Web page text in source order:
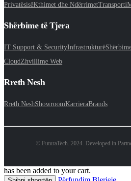
PrivatësisëKthimet dhe NdërrimetTransporti
Shërbime të Tjera
IT Support & SecurityInfrastrukturë
Cloud Zhvillime Web
Rreth Nesh
Rreth NeshShowroomKarrieraBrands
© FuturaTech. 2024. Developed in
has been added to your cart.